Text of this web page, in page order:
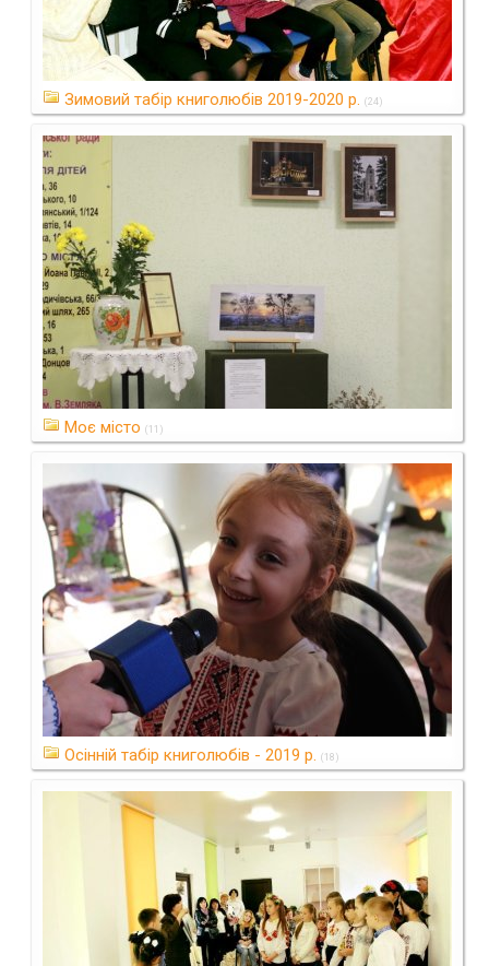
Зимовий табір книголюбів 2019-2020 р. (24)
Моє місто (11)
Осінній табір книголюбів - 2019 р. (18)